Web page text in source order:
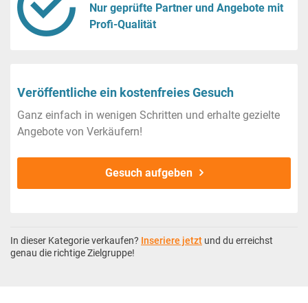
Nur geprüfte Partner und Angebote mit
Profi-Qualität
Veröffentliche ein kostenfreies Gesuch
Ganz einfach in wenigen Schritten und erhalte gezielte
Angebote von Verkäufern!
Gesuch aufgeben
In dieser Kategorie verkaufen? Inseriere jetzt und du erreichst
genau die richtige Zielgruppe!